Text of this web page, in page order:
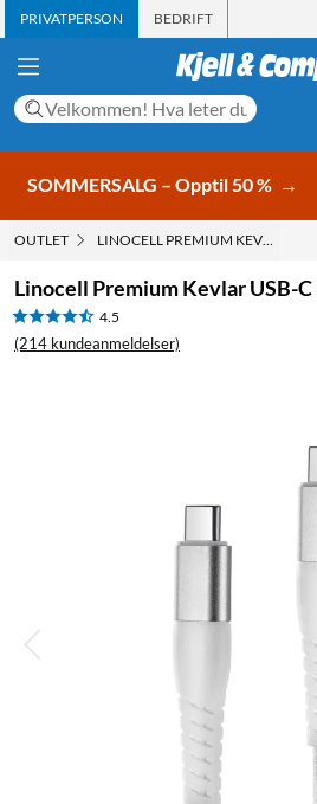
PRIVATPERSON BEDRIFT
SOMMERSALG – Opptil 50 % →
OUTLET LINOCELL PREMIUM KEVLAR
Linocell Premium Kevlar USB-
4.5
(214 kundeanmeldelser)